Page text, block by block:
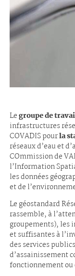
Legroupe de
infrastructures
COVADIS pourla
réseaux d’eau et
COmmission de
l’Information
les données
et de
Le géostandard
rassemble, à
groupements), les
et suffisantes à
des services
d’assainissement
fonctionnement ou